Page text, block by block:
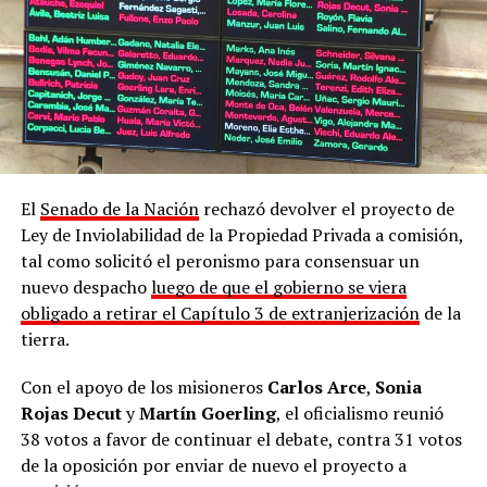
Marcha contra la Ley de Tierras en Posadas
Durante la lectura de un documento colectivo, los
presentes hicieron referencia a los datos del
país reúne un total de 13 millones de hectáreas en
manos extranjeras, el equivalente a cuatro veces la
superficie de Corrientes y Misiones, siendo esta última la
que reúne la mayor proporción de tierras
El Senado de la Naciónrechazó devolver el proyecto de
Ley de Inviolabilidad de la Propiedad Privada a comisión,
tal como solicitó el peronismo para consensuar un
nuevo despacholuego de que el gobierno se viera
obligado a retirar el Capítulo 3 de extranjerizaciónde la
tierra.
Con el apoyo de los misioneros Carlos Arce, Sonia
Rojas DecutyMartín Goerling, el oficialismo reunió
38 votos a favor de continuar el debate, contra 31 votos
de la oposición por enviar de nuevo el proyecto a